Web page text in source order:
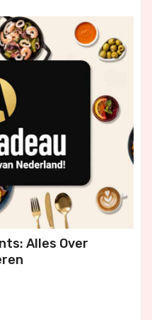
Alles Over